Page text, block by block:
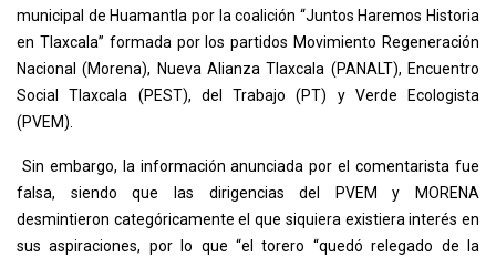
municipal de Huamantla por la coalición “Juntos Haremos Historia
en Tlaxcala” formada por los partidos Movimiento Regeneración
Nacional (Morena), Nueva Alianza Tlaxcala (PANALT), Encuentro
Social Tlaxcala (PEST), del Trabajo (PT) y Verde Ecologista
(PVEM).
Sin embargo, la información anunciada por el comentarista fue
falsa, siendo que las dirigencias del PVEM y MORENA
desmintieron categóricamente el que siquiera existiera interés en
sus aspiraciones, por lo que “el torero “quedó relegado de la